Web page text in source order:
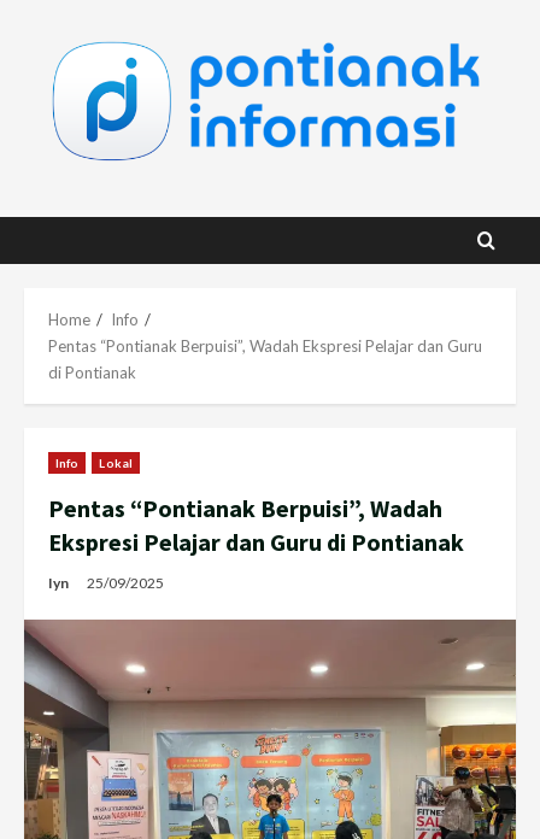
content
Home
Info
Pentas “Pontianak Berpuisi”, Wadah Ekspresi Pelajar dan Guru
di Pontianak
Info Lokal
Pentas “Pontianak Berpuisi”, Wadah
Ekspresi Pelajar dan Guru di Pontianak
Iyn 25/09/2025